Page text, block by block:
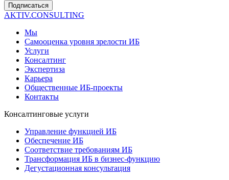
Подписаться
AKTIV.CONSULTING
Мы
Самооценка уровня зрелости ИБ
Услуги
Консалтинг
Экспертиза
Карьера
Общественные ИБ-проекты
Контакты
Консалтинговые услуги
Управление функцией ИБ
Обеспечение ИБ
Соответствие требованиям ИБ
Трансформация ИБ в бизнес-функцию
Дегустационная консультация